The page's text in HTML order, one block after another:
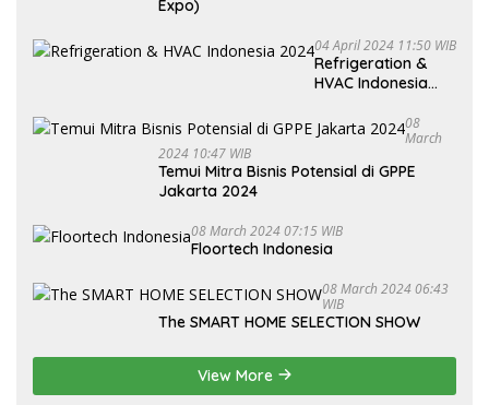
Expo)
04 April 2024 11:50 WIB
Refrigeration &
HVAC Indonesia
08
March
2024 10:47 WIB
Temui Mitra Bisnis Potensial di GPPE
Jakarta 2024
08 March 2024 07:15 WIB
Floortech Indonesia
08 March 2024 06:43
WIB
The SMART HOME SELECTION SHOW
View More